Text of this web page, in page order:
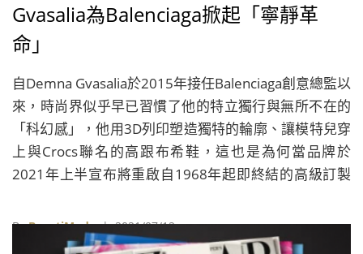
Gvasalia為Balenciaga掀起「寧靜革
命」
自Demna Gvasalia於2015年接任Balenciaga創意總監以
來，時尚界似乎早已習慣了他的特立獨行與無所不在的
「科幻感」，他用3D列印塑造獨特的輪廓、讓模特兒穿
上與Crocs聯名的高跟布希鞋，這也是為何當品牌於
2021年上半宣布將重啟自1968年起即終結的高級訂製
計師，會以何種方式延續Balenciaga創辦人Cristóbal
Balenciaga當年那種充滿建築美感與舊時代詩意的風
ByBeautiMode| 2021/07/12